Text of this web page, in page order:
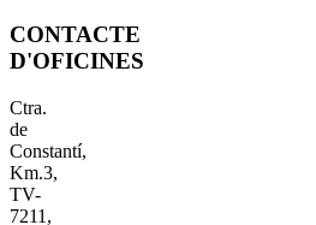
CONTACTE
D'OFICINES
Ctra.
de
Constantí,
Km.3,
TV-
7211,